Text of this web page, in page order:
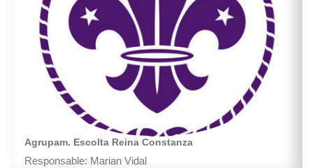
Agrupam. Escolta Reina Constanza
Responsable: Marian Vidal